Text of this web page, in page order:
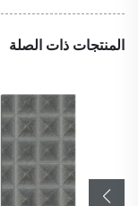
المنتجات ذات الصلة